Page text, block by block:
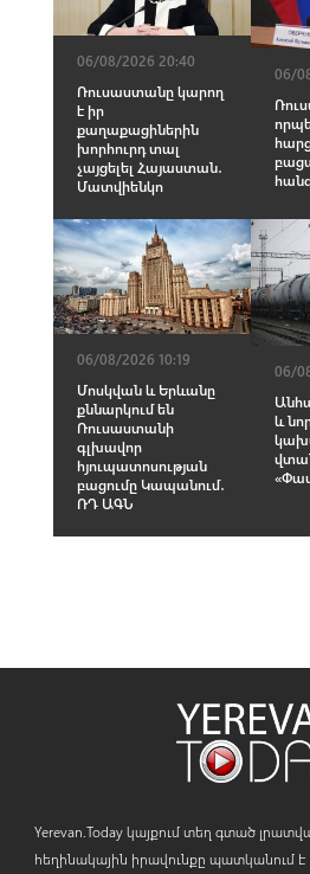
06/08/2026 20:40
Ռուսաստանը կարող
է իր
քաղաքացիներին
խորհուրդ տալ
չայցելել Հայաստան․
Մատվիենկո
06/
06/08/2026 10:19
Մոսկվան և Երևանը
քննարկում են
Ռուսաստանի
գլխավոր
հյուպատոսության
բացումը Կապանում․
ՌԴ ԱԳՆ
06/
և
Yerevan.Today կայքում տեղ գտած
հեղինակային իրավունքը պատկանում է